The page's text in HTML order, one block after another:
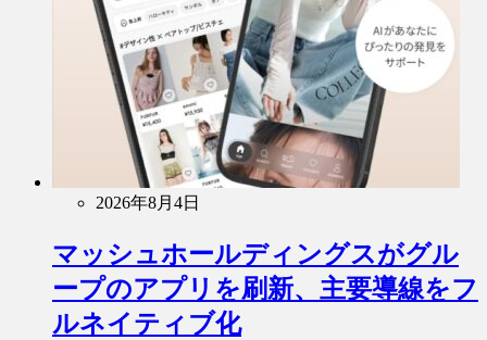
2026年8月4日
マッシュホールディングスがグル
ープのアプリを刷新、主要導線をフ
ルネイティブ化